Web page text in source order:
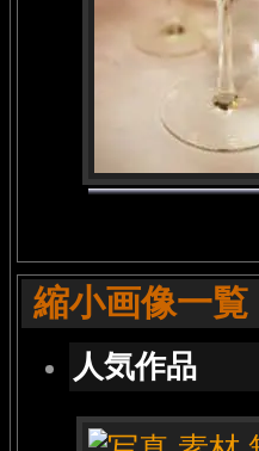
縮小画像一覧
人気作品